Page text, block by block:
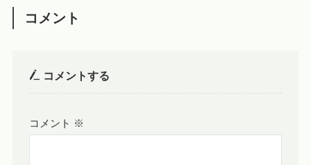
コメント
コメントする
コメント ※